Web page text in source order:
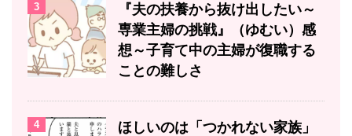
3
『夫の扶養から抜け出したい～
専業主婦の挑戦』（ゆむい）感
想～子育て中の主婦が復職する
ことの難しさ
4
ほしいのは「つかれない家族」